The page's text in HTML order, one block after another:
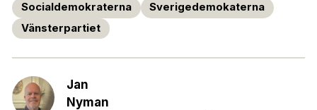
Socialdemokraterna
Sverigedemokaterna
Vänsterpartiet
Jan
Nyman